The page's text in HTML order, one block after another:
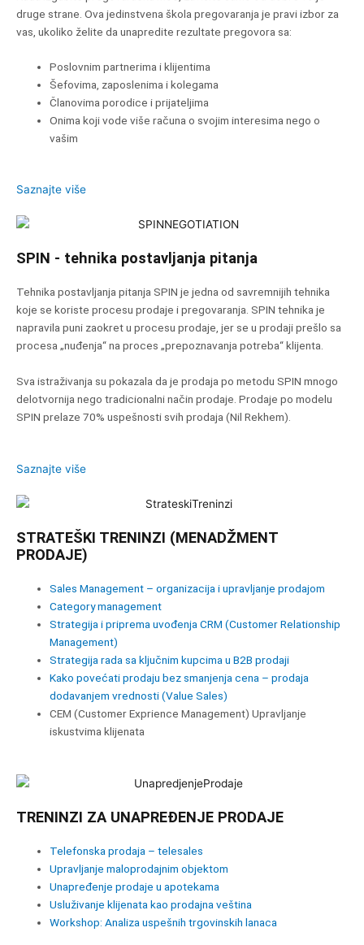
druge strane. Ova jedinstvena škola pregovaranja je pravi izbor za
vas, ukoliko želite da unapredite rezultate pregovora sa:
Poslovnim partnerima i klijentima
Šefovima, zaposlenima i kolegama
Članovima porodice i prijateljima
Onima koji vode više računa o svojim interesima nego o
vašim
Saznajte više
SPIN - tehnika postavljanja pitanja
Tehnika postavljanja pitanja SPIN je jedna od savremnijih tehnika
koje se koriste procesu prodaje i pregovaranja. SPIN tehnika je
napravila puni zaokret u procesu prodaje, jer se u prodaji prešlo sa
procesa „nuđenja“ na proces „prepoznavanja potreba“ klijenta.
Sva istraživanja su pokazala da je prodaja po metodu SPIN mnogo
delotvornija nego tradicionalni način prodaje. Prodaje po modelu
SPIN prelaze 70% uspešnosti svih prodaja (Nil Rekhem).
Saznajte više
STRATEŠKI TRENINZI (MENADŽMENT
PRODAJE)
Sales Management – organizacija i upravljanje prodajom
Category management
Strategija i priprema uvođenja CRM (Customer Relationship
Management)
Strategija rada sa ključnim kupcima u B2B prodaji
Kako povećati prodaju bez smanjenja cena – prodaja
dodavanjem vrednosti (Value Sales)
CEM (Customer Exprience Management) Upravljanje
iskustvima klijenata
TRENINZI ZA UNAPREĐENJE PRODAJE
Telefonska prodaja – telesales
Upravljanje maloprodajnim objektom
Unapređenje prodaje u apotekama
Usluživanje klijenata kao prodajna veština
Workshop: Analiza uspešnih trgovinskih lanaca